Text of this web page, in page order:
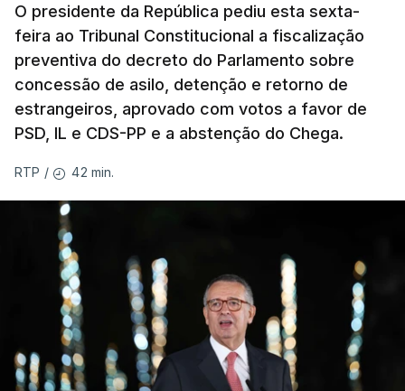
O presidente da República pediu esta sexta-
feira ao Tribunal Constitucional a fiscalização
preventiva do decreto do Parlamento sobre
concessão de asilo, detenção e retorno de
estrangeiros, aprovado com votos a favor de
PSD, IL e CDS-PP e a abstenção do Chega.
RTP / 42 min.